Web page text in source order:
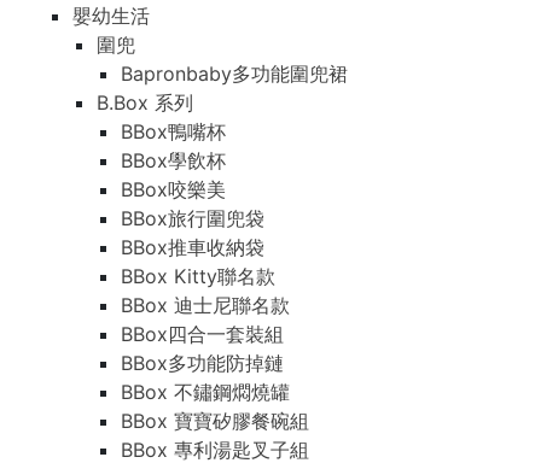
嬰幼生活
圍兜
Bapronbaby多功能圍兜裙
B.Box 系列
BBox鴨嘴杯
BBox學飲杯
BBox咬樂美
BBox旅行圍兜袋
BBox推車收納袋
BBox Kitty聯名款
BBox 迪士尼聯名款
BBox四合一套裝組
BBox多功能防掉鏈
BBox 不鏽鋼燜燒罐
BBox 寶寶矽膠餐碗組
BBox 專利湯匙叉子組